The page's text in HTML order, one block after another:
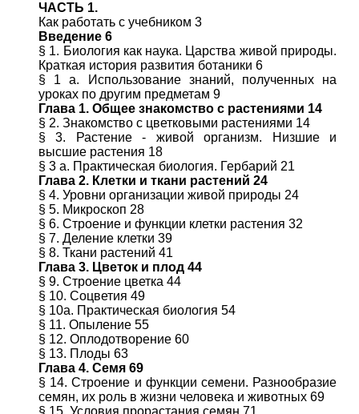
ЧАСТЬ 1.
Как работать с учебником 3
Введение 6
§ 1. Биология как наука. Царства живой природы.
Краткая история развития ботаники 6
§ 1 а. Использование знаний, полученных на
уроках по другим предметам 9
Глава 1. Общее знакомство с растениями 14
§ 2. Знакомство с цветковыми растениями 14
§ 3. Растение - живой организм. Низшие и
высшие растения 18
§ 3 а. Практическая биология. Гербарий 21
Глава 2. Клетки и ткани растений 24
§ 4. Уровни организации живой природы 24
§ 5. Микроскоп 28
§ 6. Строение и функции клетки растения 32
§ 7. Деление клетки 39
§ 8. Ткани растений 41
Глава 3. Цветок и плод 44
§ 9. Строение цветка 44
§ 10. Соцветия 49
§ 10а. Практическая биология 54
§ 11. Опыление 55
§ 12. Оплодотворение 60
§ 13. Плоды 63
Глава 4. Семя 69
§ 14. Строение и функции семени. Разнообразие
семян, их роль в жизни человека и животных 69
§ 15. Условия прорастания семян 71